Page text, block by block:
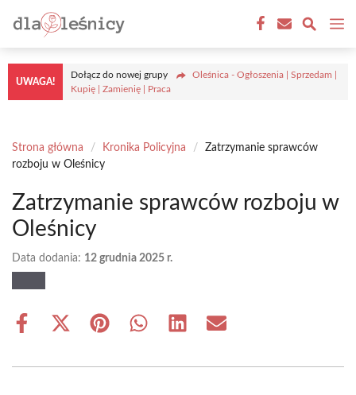
do
treści
UWAGA!
Dołącz do nowej grupy
Oleśnica - Ogłoszenia | Sprzedam |
Kupię | Zamienię | Praca
Strona główna / Kronika Policyjna /
Zatrzymanie sprawców
rozboju w Oleśnicy
Zatrzymanie sprawców rozboju w
Oleśnicy
Data dodania: 12 grudnia 2025 r.
Share
Share
(Twitter)
Share Share Share Share